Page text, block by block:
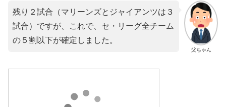
父ちゃん
残り２試合（マリーンズとジャイアンツは３
試合）ですが、これで、セ・リーグ全チーム
の５割以下が確定しました。